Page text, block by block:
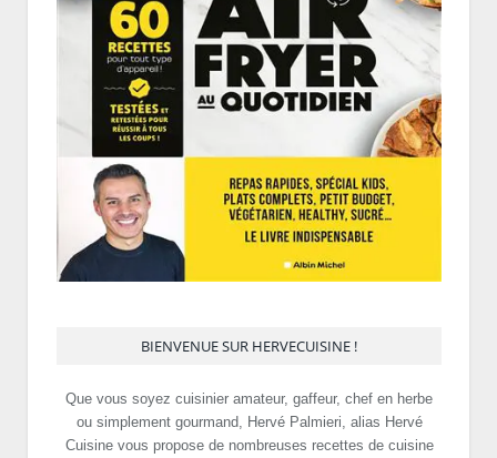
BIENVENUE SUR HERVECUISINE !
Que vous soyez cuisinier amateur, gaffeur, chef en herbe
ou simplement gourmand, Hervé Palmieri, alias Hervé
Cuisine vous propose de nombreuses recettes de cuisine